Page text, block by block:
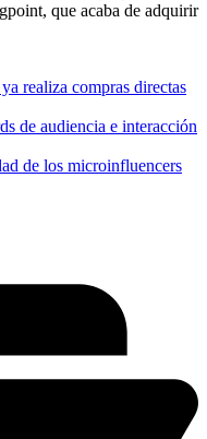
que acaba de adquirir
realiza compras directas
de audiencia e interacción
de los microinfluencers